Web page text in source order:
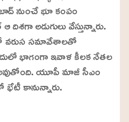
నుంచే భూ కంపం
దిశగా అడుగులు వేస్తున్నారు.
వరుస సమావేశాలతో
భాగంగా ఇవాళ కీలక నేతల
యూపీ మాజీ సీఎం
కానున్నారు.